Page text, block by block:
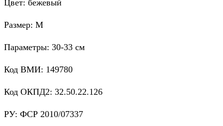
Цвет: бежевый
Размер: M
Параметры: 30-33 см
Код ВМИ: 149780
Код ОКПД2: 32.50.22.126
РУ: ФСР 2010/07337